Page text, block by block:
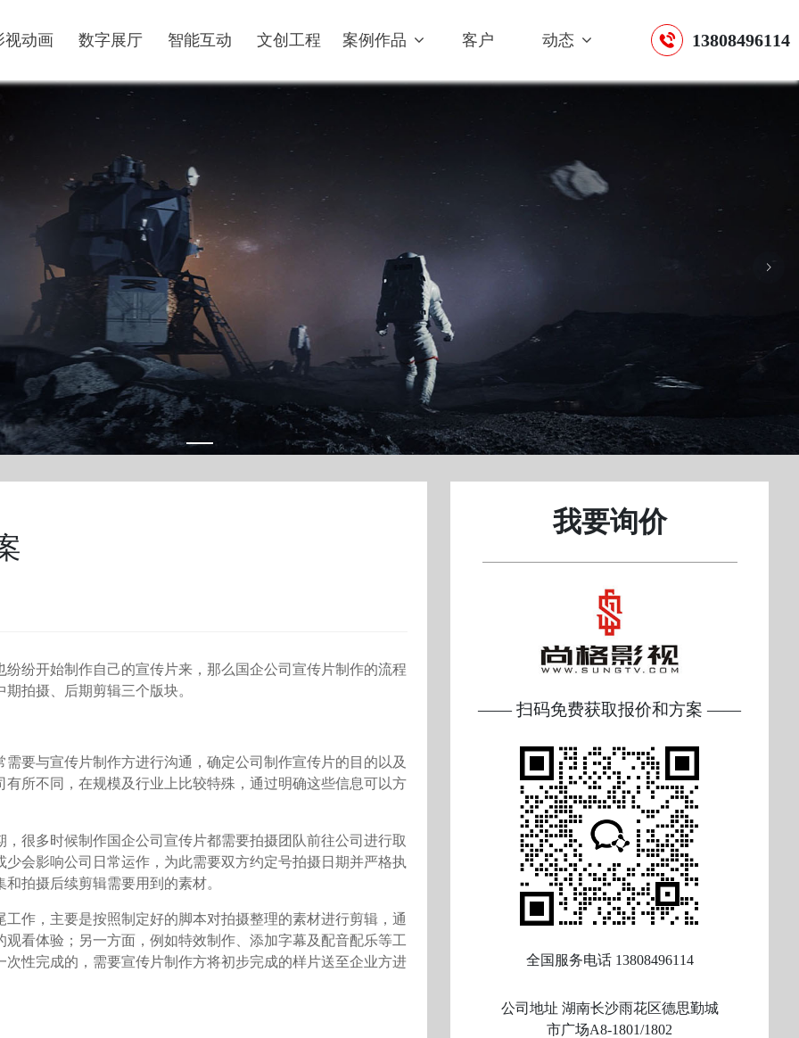
视动画 数字展厅 智能互动 文创工程 案例作品 客户 动态 13808496114
开始制作自己的宣传片来，那么国企公司宣传片制作的流程
拍摄、后期剪辑三个版块。
与宣传片制作方进行沟通，确定公司制作宣传片的目的以及
所不同，在规模及行业上比较特殊，通过明确这些信息可以方
多时候制作国企公司宣传片都需要拍摄团队前往公司进行取
会影响公司日常运作，为此需要双方约定号拍摄日期并严格执
拍摄后续剪辑需要用到的素材。
，主要是按照制定好的脚本对拍摄整理的素材进行剪辑，通
看体验；另一方面，例如特效制作、添加字幕及配音配乐等工
性完成的，需要宣传片制作方将初步完成的样片送至企业方进
我要询价
—— 扫码免费获取报价和方案 ——
全国服务电话 13808496114
公司地址 湖南长沙雨花区德思勤城
市广场A8-1801/1802